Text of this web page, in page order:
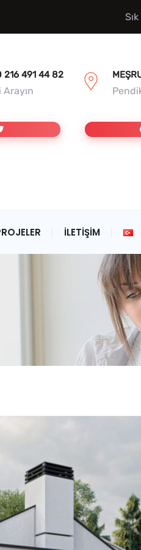
216 491 44 82
Arayın
İLETIŞIM